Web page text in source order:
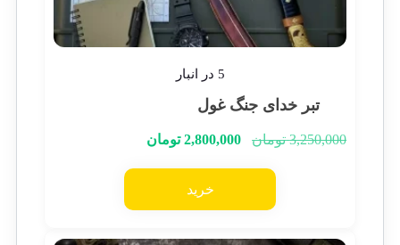
5 در انبار
تبر خدای جنگ غول
3,250,000 تومان 2,800,000 تومان
خرید